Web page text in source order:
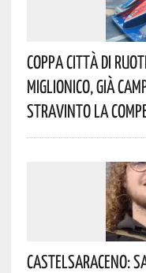
Coppa Città Di
Miglionico, Già
Stravinto La
Castelsaraceno: